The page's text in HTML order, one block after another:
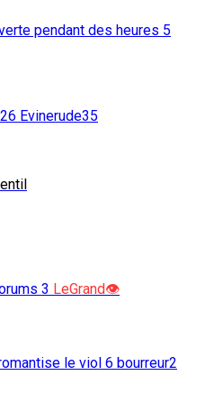
pendant des heures 5
26 Evinerude35
3 LeGrand👁️
le viol 6 bourreur2